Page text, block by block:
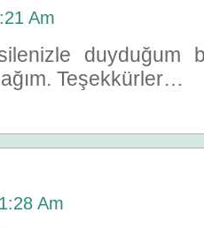
Am
duyduğum
Teşekkürler…
Am